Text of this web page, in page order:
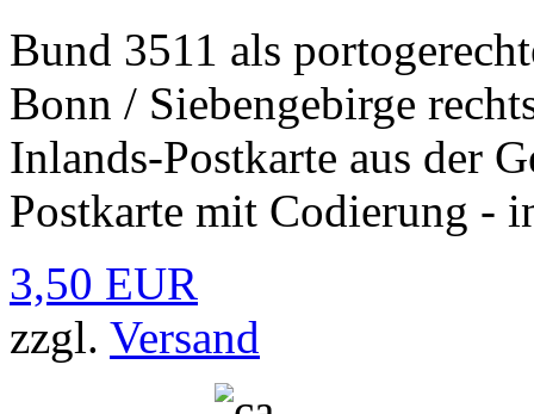
Bund 3511 als
Bonn / Siebengebirge
Inlands-Postkarte aus der
Postkarte mit Codierung -
3,50 EUR
zzgl. Versand